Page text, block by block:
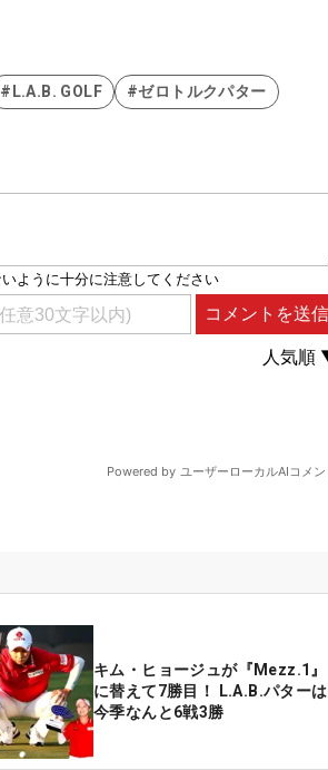
#L.A.B. GOLF
#ゼロトルクパター
キム・ヒョージュが『Mezz.1』
に替えて7勝目！ L.A.B.パターは
今季なんと6戦3勝